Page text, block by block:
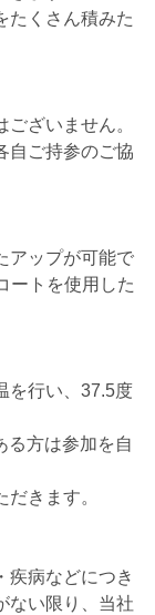
たくさん積みた
ざいません。
自ご持参のご協
アップが可能で
ートを使用した
を行い、37.5度
る方は参加を自
きます。
疾病などにつき
ない限り、当社